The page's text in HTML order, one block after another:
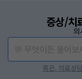
증상/치
의
혹은, 의료상